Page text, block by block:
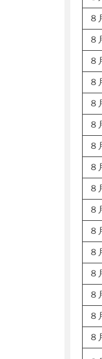
８
８
８
８
８
８
８
８
８
８
８
８
８
８
８
８